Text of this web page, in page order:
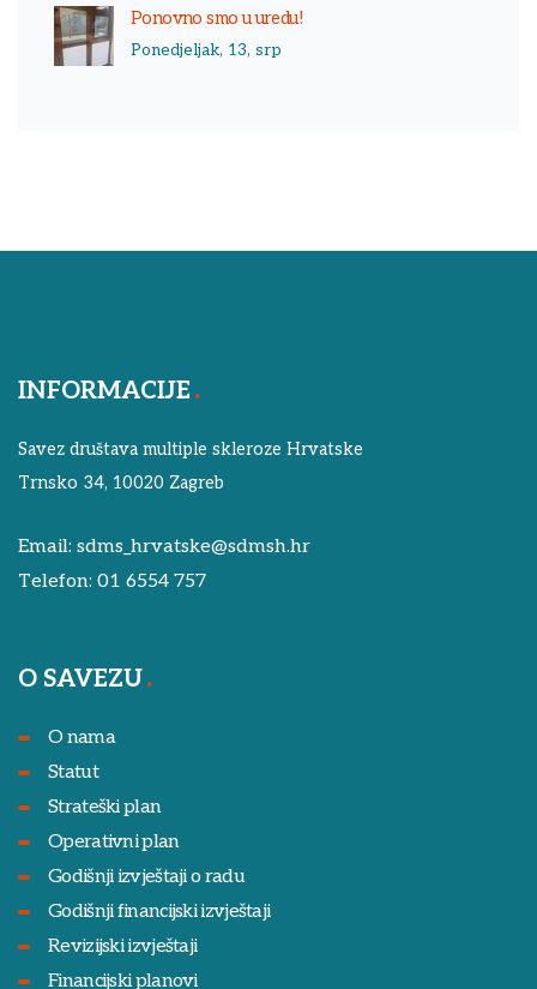
Ponovno smo u uredu!
Ponedjeljak, 13, srp
INFORMACIJE
Savez društava multiple skleroze Hrvatske
Trnsko 34, 10020 Zagreb
Email: sdms_hrvatske@sdmsh.hr
Telefon: 01 6554 757
O SAVEZU
O nama
Statut
Strateški plan
Operativni plan
Godišnji izvještaji o radu
Godišnji financijski izvještaji
Revizijski izvještaji
Financijski planovi